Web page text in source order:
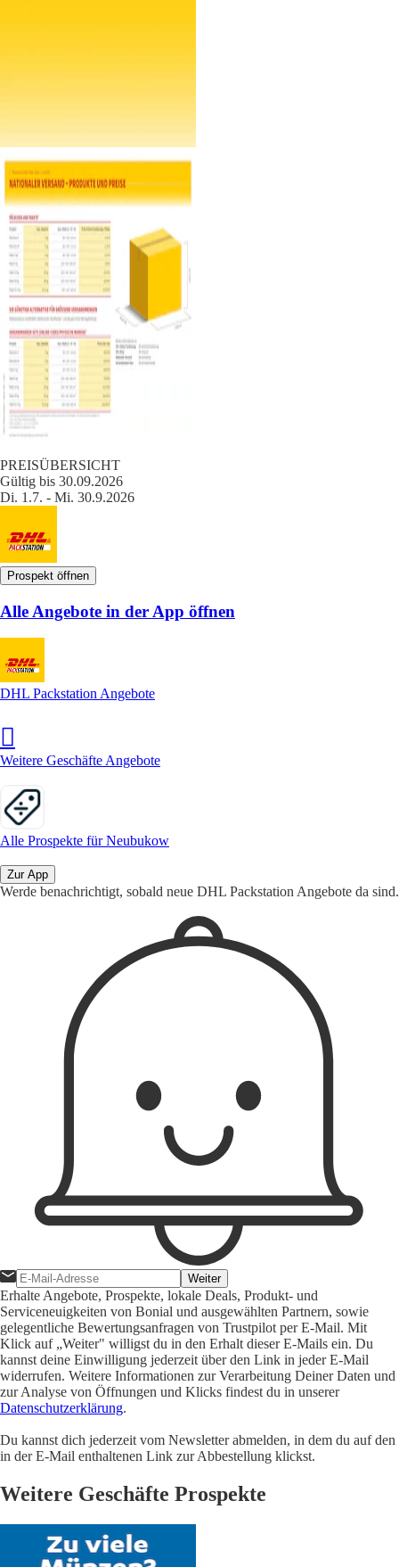
PREISÜBERSICHT
Gültig bis 30.09.2026
Di. 1.7. - Mi. 30.9.2026
Prospekt öffnen
Alle Angebote in der App öffnen
DHL Packstation Angebote
Weitere Geschäfte Angebote
Alle Prospekte für Neubukow
Zur App
Werde benachrichtigt, sobald neue DHL Packstation Angebote da sind.
Weiter
Erhalte Angebote, Prospekte, lokale Deals, Produkt- und
Serviceneuigkeiten von Bonial und ausgewählten Partnern, sowie
gelegentliche Bewertungsanfragen von Trustpilot per E-Mail. Mit
Klick auf „Weiter" willigst du in den Erhalt dieser E-Mails ein. Du
kannst deine Einwilligung jederzeit über den Link in jeder E-Mail
widerrufen. Weitere Informationen zur Verarbeitung Deiner Daten und
zur Analyse von Öffnungen und Klicks findest du in unserer
Datenschutzerklärung.
Du kannst dich jederzeit vom Newsletter abmelden, in dem du auf den
in der E-Mail enthaltenen Link zur Abbestellung klickst.
Weitere Geschäfte Prospekte